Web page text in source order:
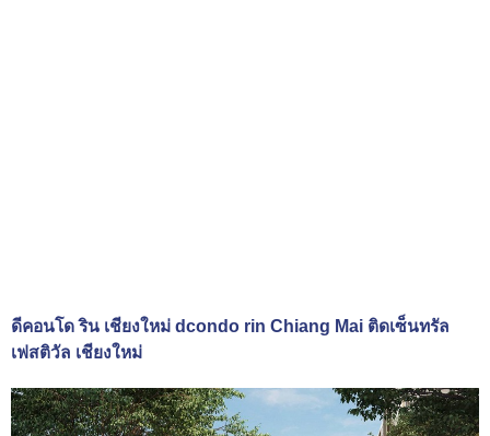
ดีคอนโด ริน เชียงใหม่ dcondo rin Chiang Mai ติดเซ็นทรัล
เฟสติวัล เชียงใหม่